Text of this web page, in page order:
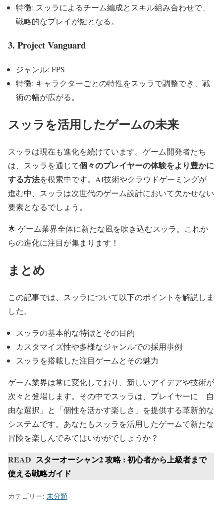
特徴: スッラによるチーム編成とスキル組み合わせで、
戦略的なプレイが鍵となる。
3. Project Vanguard
ジャンル: FPS
特徴: キャラクターごとの特性をスッラで調整でき、戦
術の幅が広がる。
スッラを活用したゲームの未来
スッラは現在も進化を続けています。ゲーム開発者たち
は、スッラを通じて個々のプレイヤーの体験をより豊かに
する方法を模索中です。AI技術やクラウドゲーミングが
進む中、スッラは次世代のゲーム設計において欠かせない
要素となるでしょう。
🌟 ゲーム業界全体に新たな風を吹き込むスッラ。これか
らの進化に注目が集まります！
まとめ
この記事では、スッラについて以下のポイントを解説しま
した。
スッラの基本的な特徴とその目的
カスタマイズ性や多様なジャンルでの採用事例
スッラを搭載した注目ゲームとその魅力
ゲーム業界は常に変化しており、新しいアイデアや技術が
次々と登場します。その中でスッラは、プレイヤーに「自
由な選択」と「個性を活かす楽しさ」を提供する革新的な
システムです。あなたもスッラを活用したゲームで新たな
冒険を楽しんでみてはいかがでしょうか？
READ スターオーシャン2 攻略 : 初心者から上級者まで
使える戦略ガイド
カテゴリー: 未分類